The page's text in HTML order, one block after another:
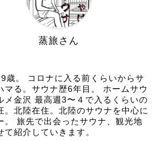
蒸旅さん
歳。 コロナに入る前くらいからサ
マる。サウナ歴6年目。 ホームサウ
メ金沢 最高週3〜４で入るくらいの
。北陸在住。北陸のサウナを中心に
。 旅先で出会ったサウナ、観光地
て紹介していきます。